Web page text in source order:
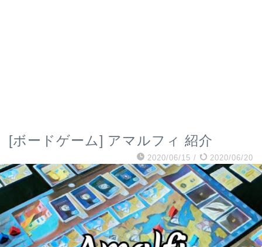
[ボードゲーム] アマルフィ 紹介
2020/06/15 / 2020/06/20